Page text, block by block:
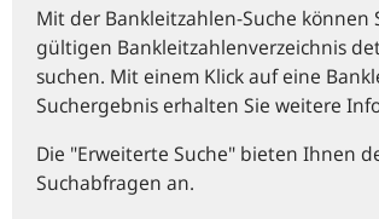
Mit der Bankleitzahlen-Suche können
gültigen Bankleitzahlenverzeichnis
suchen. Mit einem Klick auf eine
Suchergebnis erhalten Sie weitere
Die "Erweiterte Suche" bieten Ihnen
Suchabfragen an.